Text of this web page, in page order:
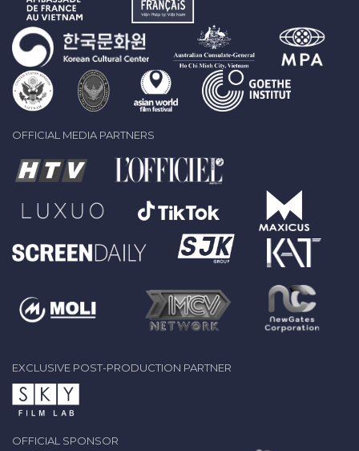
OFFICIAL MEDIA PARTNERS
EXCLUSIVE POST-PRODUCTION PARTNER
OFFICIAL SPONSOR